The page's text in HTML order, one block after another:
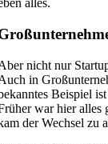
alles.
nicht nur
in
Beispiel
war hier alles
der Wechsel zu